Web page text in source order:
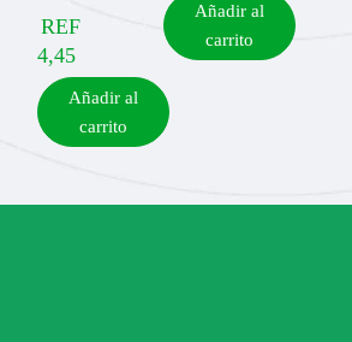
REF
4,45
Añadir al
carrito
Añadir al
carrito